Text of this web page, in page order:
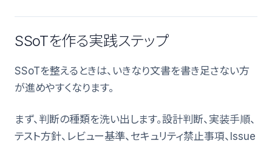
SSoTを作る実践ステップ
SSoTを整えるときは、いきなり文書を書き足さない方
が進めやすくなります。
まず、判断の種類を洗い出します。設計判断、実装手順、
テスト方針、レビュー基準、セキュリティ禁止事項、Issue